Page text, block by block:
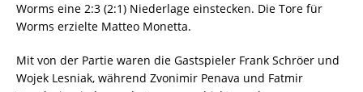
Worms eine 2:3 (2:1) Niederlage einstecken. Die Tore für
Worms erzielte Matteo Monetta.
Mit von der Partie waren die Gastspieler Frank Schröer und
Wojek Lesniak, während Zvonimir Penava und Fatmir